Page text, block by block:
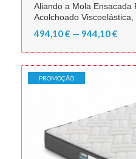
Aliando a Mola Ensacada
Acolchoado
494,10 € — 944,10 €
PROMOÇÃO